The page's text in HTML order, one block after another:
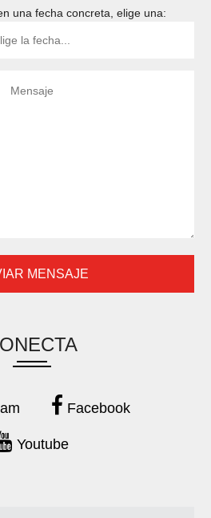
una fecha concreta, elige una:
Facebook
Youtube